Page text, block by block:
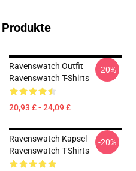
Ravenswatch Outfit
Ravenswatch T-Shirts
20,93 £ - 24,09 £
-20%
Ravenswatch Kapsel
Ravenswatch T-Shirts
-20%